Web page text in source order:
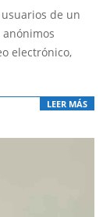
de un
electrónico,
LEER MÁS